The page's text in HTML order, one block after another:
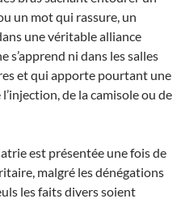
un mot qui rassure, un
une véritable alliance
s’apprend ni dans les salles
et qui apporte pourtant une
de la camisole ou de
est présentée une fois de
malgré les dénégations
les faits divers soient